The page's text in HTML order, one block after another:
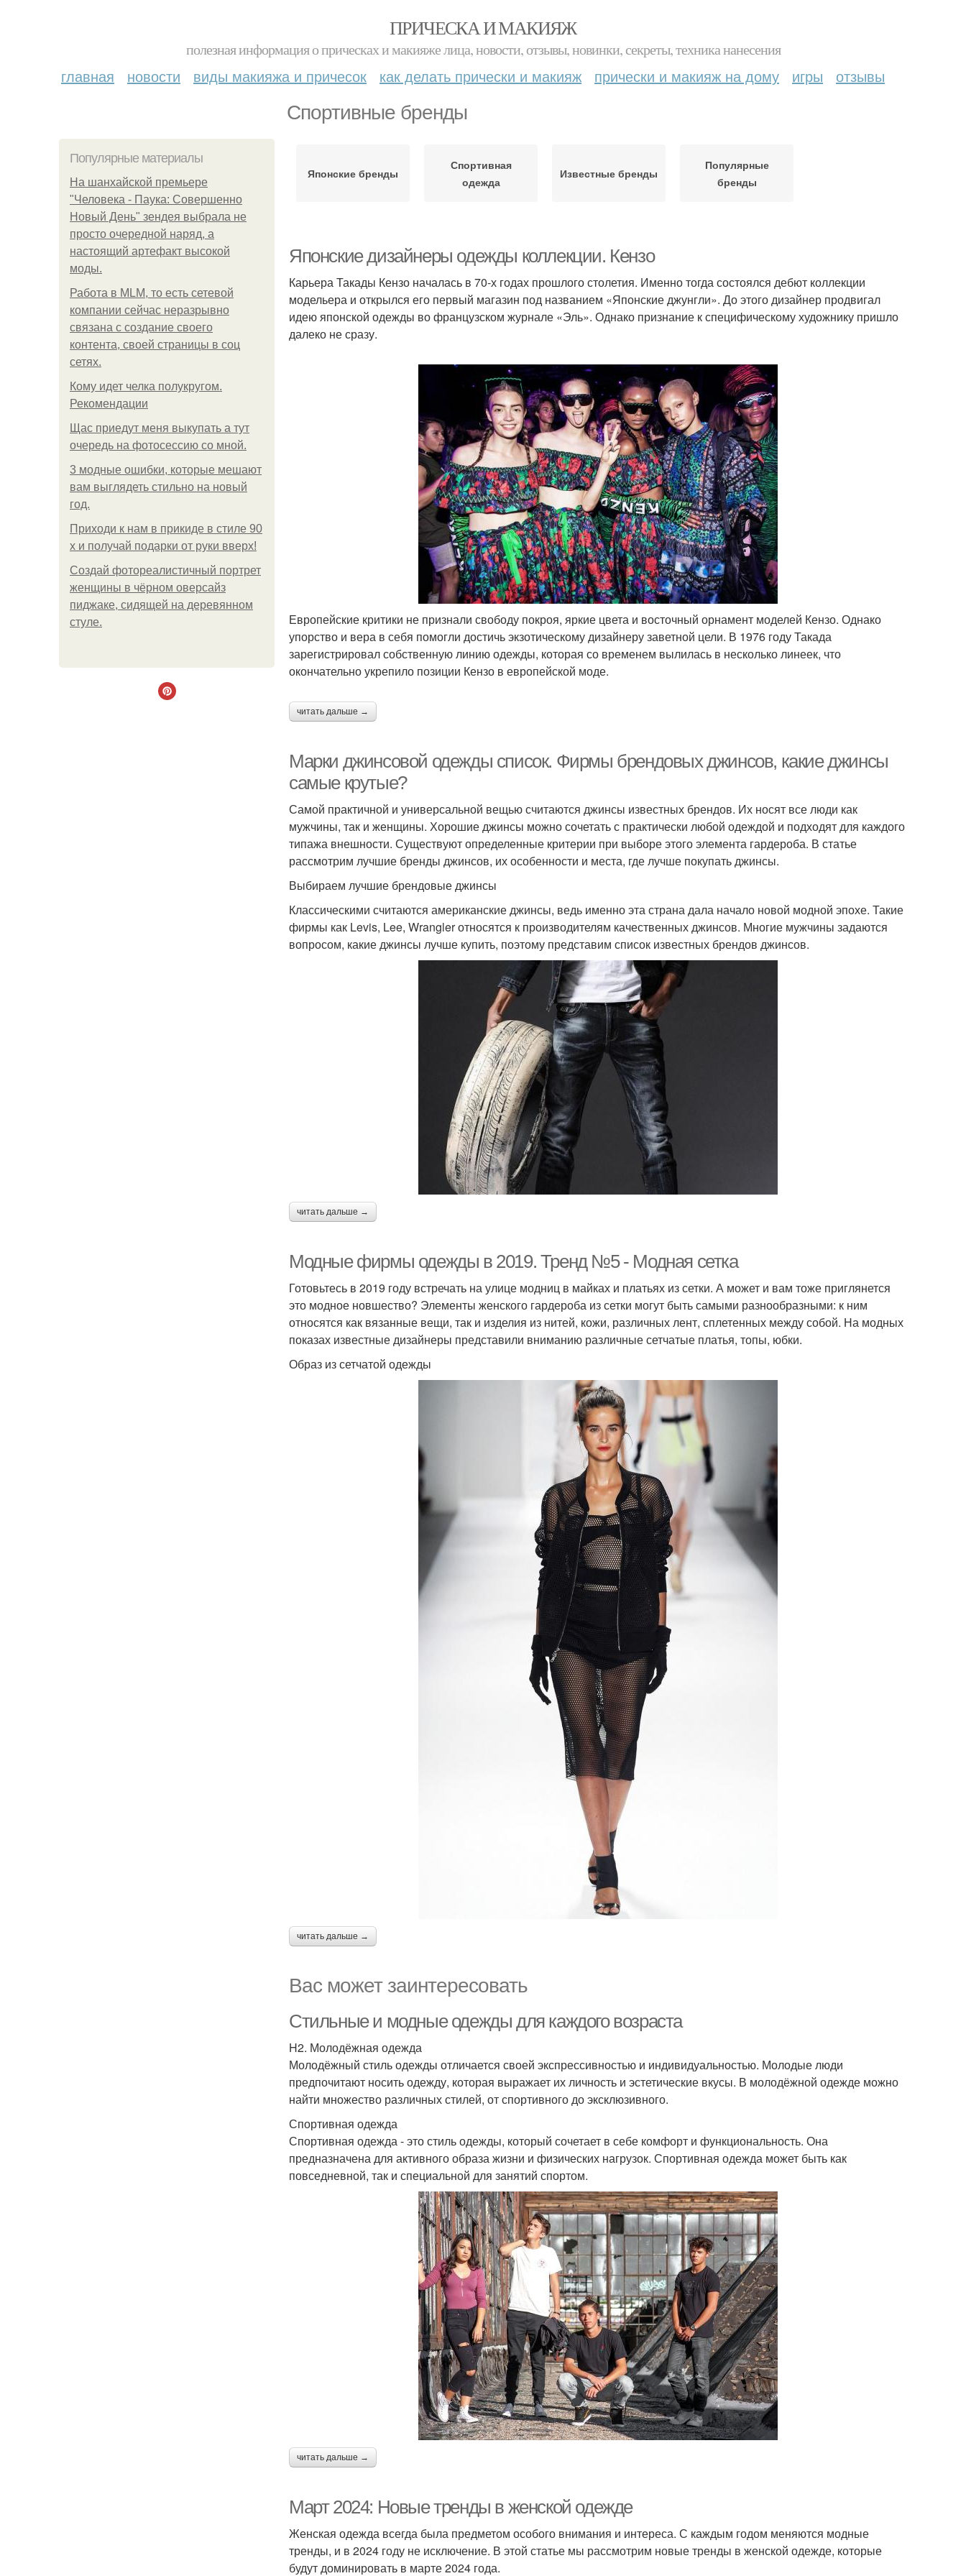
ПРИЧЕСКА И МАКИЯЖ
полезная информация о прическах и макияже лица, новости, отзывы, новинки, секреты, техника нанесения
главная новости виды макияжа и причесок как делать прически и макияж прически и макияж на дому игры отзывы
Спортивные бренды
Популярные материалы
На шанхайской премьере
"Человека - Паука: Совершенно
Новый День" зендея выбрала не
просто очередной наряд, а
настоящий артефакт высокой
моды.
Работа в MLM, то есть сетевой
компании сейчас неразрывно
связана с создание своего
контента, своей страницы в соц
сетях.
Кому идет челка полукругом.
Рекомендации
Щас приедут меня выкупать а тут
очередь на фотосессию со мной.
3 модные ошибки, которые мешают
вам выглядеть стильно на новый
год.
Приходи к нам в прикиде в стиле 90
х и получай подарки от руки вверх!
Создай фотореалистичный портрет
женщины в чёрном оверсайз
пиджаке, сидящей на деревянном
стуле.
Японские бренды
Спортивная
одежда
Известные бренды
Популярные
бренды
Японские дизайнеры одежды коллекции. Кензо
Карьера Такады Кензо началась в 70-х годах прошлого столетия. Именно тогда состоялся дебют коллекции
модельера и открылся его первый магазин под названием «Японские джунгли». До этого дизайнер продвигал
идею японской одежды во французском журнале «Эль». Однако признание к специфическому художнику пришло
далеко не сразу.
Европейские критики не признали свободу покроя, яркие цвета и восточный орнамент моделей Кензо. Однако
упорство и вера в себя помогли достичь экзотическому дизайнеру заветной цели. В 1976 году Такада
зарегистрировал собственную линию одежды, которая со временем вылилась в несколько линеек, что
окончательно укрепило позиции Кензо в европейской моде.
читать дальше →
Марки джинсовой одежды список. Фирмы брендовых джинсов, какие джинсы
самые крутые?
Самой практичной и универсальной вещью считаются джинсы известных брендов. Их носят все люди как
мужчины, так и женщины. Хорошие джинсы можно сочетать с практически любой одеждой и подходят для каждого
типажа внешности. Существуют определенные критерии при выборе этого элемента гардероба. В статье
рассмотрим лучшие бренды джинсов, их особенности и места, где лучше покупать джинсы.
Выбираем лучшие брендовые джинсы
Классическими считаются американские джинсы, ведь именно эта страна дала начало новой модной эпохе. Такие
фирмы как Levis, Lee, Wrangler относятся к производителям качественных джинсов. Многие мужчины задаются
вопросом, какие джинсы лучше купить, поэтому представим список известных брендов джинсов.
читать дальше →
Модные фирмы одежды в 2019. Тренд №5 - Модная сетка
Готовьтесь в 2019 году встречать на улице модниц в майках и платьях из сетки. А может и вам тоже приглянется
это модное новшество? Элементы женского гардероба из сетки могут быть самыми разнообразными: к ним
относятся как вязанные вещи, так и изделия из нитей, кожи, различных лент, сплетенных между собой. На модных
показах известные дизайнеры представили вниманию различные сетчатые платья, топы, юбки.
Образ из сетчатой одежды
читать дальше →
Вас может заинтересовать
Стильные и модные одежды для каждого возраста
H2. Молодёжная одежда
Молодёжный стиль одежды отличается своей экспрессивностью и индивидуальностью. Молодые люди
предпочитают носить одежду, которая выражает их личность и эстетические вкусы. В молодёжной одежде можно
найти множество различных стилей, от спортивного до эксклюзивного.
Спортивная одежда
Спортивная одежда - это стиль одежды, который сочетает в себе комфорт и функциональность. Она
предназначена для активного образа жизни и физических нагрузок. Спортивная одежда может быть как
повседневной, так и специальной для занятий спортом.
читать дальше →
Март 2024: Новые тренды в женской одежде
Женская одежда всегда была предметом особого внимания и интереса. С каждым годом меняются модные
тренды, и в 2024 году не исключение. В этой статье мы рассмотрим новые тренды в женской одежде, которые
будут доминировать в марте 2024 года.